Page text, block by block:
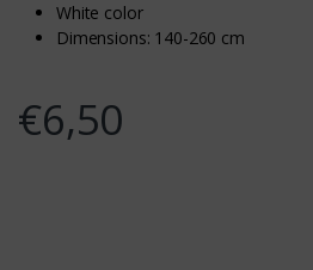
White color
Dimensions: 140-260 cm
€6,50